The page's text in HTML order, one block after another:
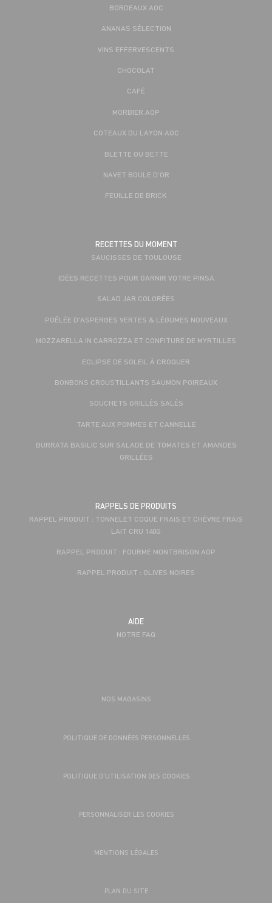
BORDEAUX AOC
ANANAS SÉLECTION
VINS EFFERVESCENTS
CHOCOLAT
CAFÉ
MORBIER AOP
COTEAUX DU LAYON AOC
BLETTE OU BETTE
NAVET BOULE D'OR
FEUILLE DE BRICK
RECETTES DU MOMENT
SAUCISSES DE TOULOUSE
IDÉES RECETTES POUR GARNIR VOTRE PINSA
SALAD JAR COLORÉES
POÊLÉE D'ASPERGES VERTES & LÉGUMES NOUVEAUX
MOZZARELLA IN CARROZZA ET CONFITURE DE MYRTILLES
ECLIPSE DE SOLEIL À CROQUER
BONBONS CROUSTILLANTS SAUMON POIREAUX
SOUCHETS GRILLÉS SALÉS
TARTE AUX POMMES ET CANNELLE
BURRATA BASILIC SUR SALADE DE TOMATES ET AMANDES
GRILLÉES
RAPPELS DE PRODUITS
RAPPEL PRODUIT : TONNELET COQUE FRAIS ET CHÈVRE FRAIS
LAIT CRU 140G
RAPPEL PRODUIT : FOURME MONTBRISON AOP
RAPPEL PRODUIT : OLIVES NOIRES
AIDE
NOTRE FAQ
NOS MAGASINS
POLITIQUE DE DONNÉES PERSONNELLES
POLITIQUE D’UTILISATION DES COOKIES
PERSONNALISER LES COOKIES
MENTIONS LÉGALES
PLAN DU SITE